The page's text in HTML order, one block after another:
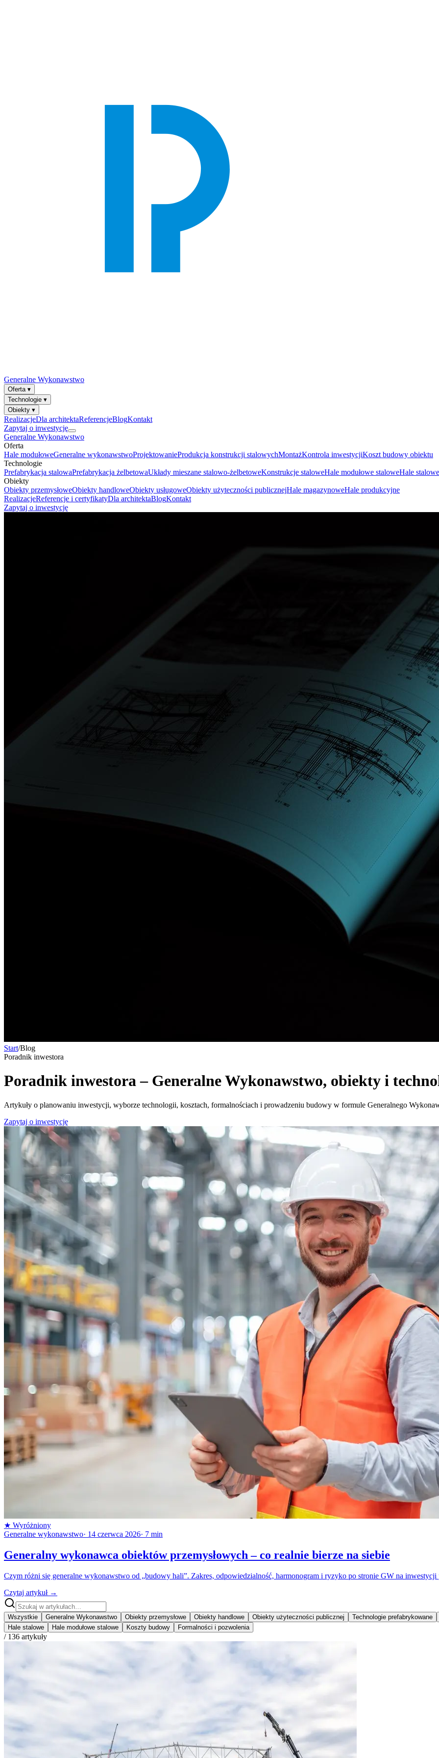
Generalne Wykonawstwo
Oferta ▾
Technologie ▾
Obiekty ▾
RealizacjeDla architektaReferencjeBlogKontakt
Zapytaj o inwestycję
Generalne Wykonawstwo
Oferta
Hale modułoweGeneralne wykonawstwoProjektowanieProdukcja konstrukcji stalowychMontażKontrola inwestycjiKoszt budowy obiektu
Technologie
Prefabrykacja stalowaPrefabrykacja żelbetowaUkłady mieszane stalowo-żelbetoweKonstrukcje staloweHale modułowe staloweHale stalowe
Obiekty
Obiekty przemysłoweObiekty handloweObiekty usługoweObiekty użyteczności publicznejHale magazynoweHale produkcyjne
RealizacjeReferencje i certyfikatyDla architektaBlogKontakt
Zapytaj o inwestycję
Start/Blog
Poradnik inwestora
Poradnik inwestora – Generalne Wykonawstwo, obiekty i
Artykuły o planowaniu inwestycji, wyborze technologii, kosztach, formalnościach i prowadzeniu budowy w formule Generalnego
Zapytaj o inwestycję
★ Wyróżniony
Generalne wykonawstwo· 14 czerwca 2026· 7 min
Generalny wykonawca obiektów przemysłowych – co realnie bierze na siebie
Czym różni się generalne wykonawstwo od „budowy hali”. Zakres, odpowiedzialność, harmonogram i ryzyko po stronie GW na inwestycji
Czytaj artykuł →
Wszystkie Generalne Wykonawstwo Obiekty przemysłowe Obiekty handlowe Obiekty użyteczności publicznej
Technologie prefabrykowane
Hale stalowe
Hale modułowe stalowe Koszty budowy Formalności i pozwolenia
/ 136 artykuły